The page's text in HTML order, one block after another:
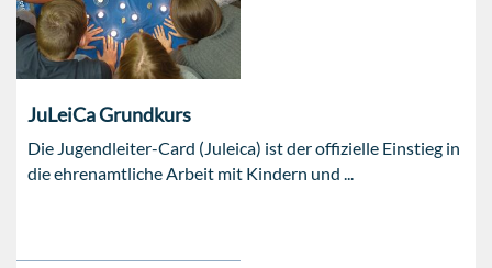
JuLeiCa Grundkurs
Die Jugendleiter-Card (Juleica) ist der offizielle Einstieg in
die ehrenamtliche Arbeit mit Kindern und ...